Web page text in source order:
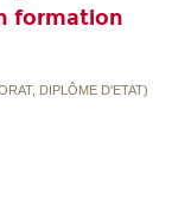
formation
DIPLÔME D'ETAT)